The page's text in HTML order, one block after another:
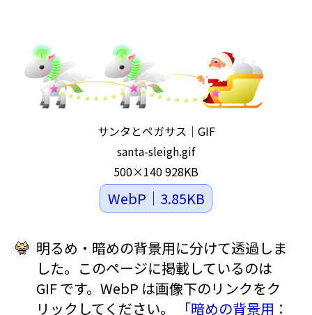
サンタとペガサス｜GIF
santa-sleigh.gif
500×140 928KB
WebP｜3.85KB
明るめ・暗めの背景用に分けて透過しま
した。このページに掲載しているのは
GIF です。WebP は画像下のリンクをク
リックしてください。
「暗めの背景用：